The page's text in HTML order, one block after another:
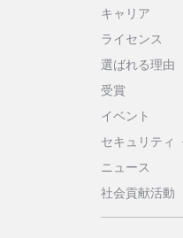
キャリア
ライセンス
選ばれる理由
受賞
イベント
セキュリティ
ニュース
社会貢献活動